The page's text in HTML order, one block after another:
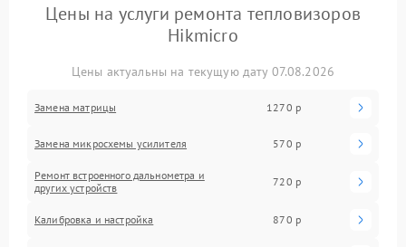
Цены на услуги ремонта тепловизоров
Hikmicro
Цены актуальны на текущую дату 07.08.2026
Замена матрицы 1270 р
Замена микросхемы усилителя 570 р
Ремонт встроенного дальнометра и
других устройств
720 р
Калибровка и настройка 870 р